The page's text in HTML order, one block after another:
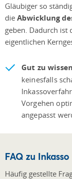
Gläubiger so
die Abwicklung
geben. Dadurch ist
eigentlichen
Gut zu
keinesfalls
Vorgehen
angepasst
FAQ zu Inkasso
Häufig gestellte